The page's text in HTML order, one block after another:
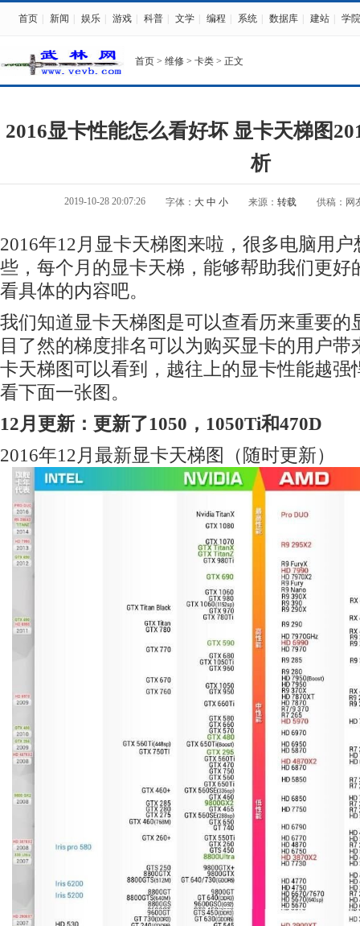
首页 新闻 娱乐 游戏 科普 文学 编程 系统 数据库 建站 学院
首页 > 维修 > 卡类 > 正文
2016显卡性能怎么看好坏 显卡天梯图
析
2019-10-28 20:07:26 字体： 大 中 小 来源： 转载 供稿：网
2016年12月显卡天梯图来啦，很多电脑用
些，每个月的显卡天梯，能够帮助我们更好
看具体的内容吧。
我们知道显卡天梯图是可以查看历来重要的
目了然的梯度排名可以为购买显卡的用户带
卡天梯图可以看到，越往上的显卡性能越强
看下面一张图。
12月更新：更新了1050，1050Ti和470D
2016年12月最新显卡天梯图（随时更新）